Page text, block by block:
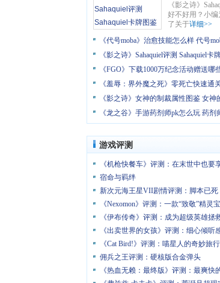
Sahaquiel卡牌
《影之诗》
好不好用？小
了关于详细>>
《代号moba》治愈技能怎么样 代号
《影之诗》Sahaquiel评测 Sahaquiel卡
《FGO》下载1000万纪念活动赠送哪
《羞辱：界外魔之死》零死亡快速通
《影之诗》女神的制裁属性图鉴 女神
《龙之谷》手游药剂师pk怎么玩 药剂
游戏评测
《机枪快餐车》评测：在末世中也要
宿命与羁绊
新次元海王星VII剧情评测：脚本已死
《Nexomon》评测：一款“致敬”精灵
《伊布传奇》评测：成为超级英雄拯
《出卖世界的女孩》评测：细心倾听
《Cat Bird!》评测：喵星人的奇妙旅行
佣兵之王评测：硬核版合金弹头
《热血无赖：最终版》评测：最爽快